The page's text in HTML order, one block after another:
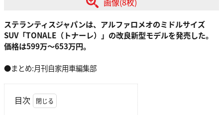
ステランティスジャパンは、アルファロメオのミドルサイズ
SUV「TONALE（トナーレ）」の改良新型モデルを発売した。
価格は599万〜653万円。
●まとめ:月刊自家用車編集部
目次